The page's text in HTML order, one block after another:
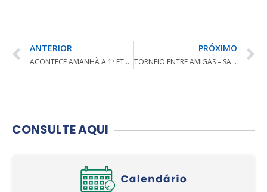
ANTERIOR
ACONTECE AMANHÃ A 1ª ETAPA DO CIRCUITO BEST GOLF
PRÓXIMO
TORNEIO ENTRE AMIGAS – SANTA MÔNICA
CONSULTE AQUI